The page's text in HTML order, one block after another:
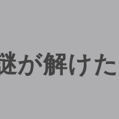
が解け